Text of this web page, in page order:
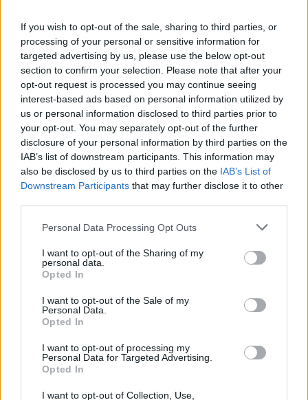
If you wish to opt-out of the sale, sharing to third parties, or
processing of your personal or sensitive information for
targeted advertising by us, please use the below opt-out
section to confirm your selection. Please note that after your
opt-out request is processed you may continue seeing
interest-based ads based on personal information utilized by
us or personal information disclosed to third parties prior to
your opt-out. You may separately opt-out of the further
disclosure of your personal information by third parties on the
IAB’s list of downstream participants. This information may
also be disclosed by us to third parties on the IAB’s List of
Downstream Participants that may further disclose it to other
Personal Data Processing Opt Outs
I want to opt-out of the Sharing of my
personal data.
Opted In
I want to opt-out of the Sale of my
Personal Data.
Opted In
I want to opt-out of processing my
Personal Data for Targeted Advertising.
Opted In
I want to opt-out of Collection, Use,
Ekspertas abejoja, kad prezidentas ryžtųsi inicijuoti
pokyčius Vyriausybėje: įvardijo priežastis
Žinios | Lietuvos diena
00:04:45
Siūlant priimti sprendimą dėl Baltarusijos pasienio
apsaugos – kyla problemų: dauguma ministrų
atostogauja
abejoja naujų ministrų kokybišku darbu
„Pusvalandis su Valatka“ 2023-05-19
Laidos | Pusvalandis su Valatka